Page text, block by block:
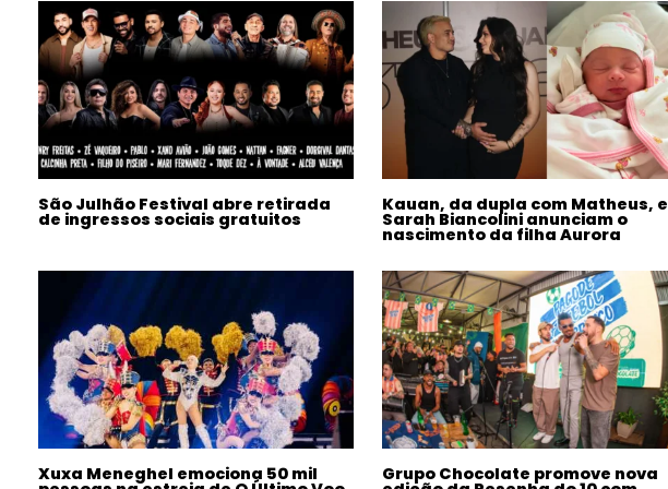
São Julhão Festival abre retirada
de ingressos sociais gratuitos
Kauan, da dupla com Matheus, e
Sarah Biancolini anunciam o
nascimento da filha Aurora
Xuxa Meneghel emociona 50 mil Grupo Chocolate promove nova